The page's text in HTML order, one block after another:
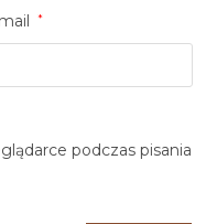
*
podczas pisania